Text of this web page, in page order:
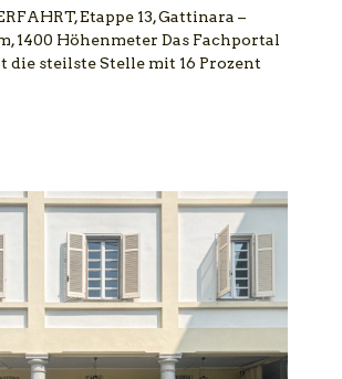
Etappe 13, Gattinara –
1400 Höhenmeter Das Fachportal
die steilste Stelle mit 16 Prozent